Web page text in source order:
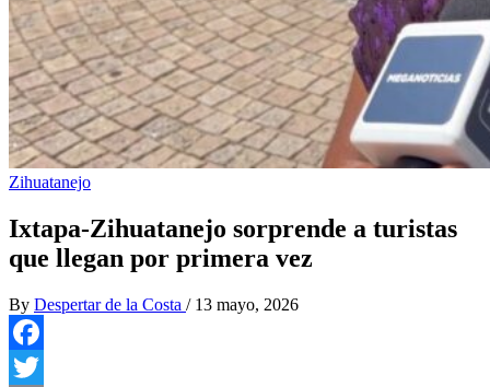
Zihuatanejo
Ixtapa‑Zihuatanejo sorprende a turistas
que llegan por primera vez
By Despertar de la Costa / 13 mayo, 2026
Facebook